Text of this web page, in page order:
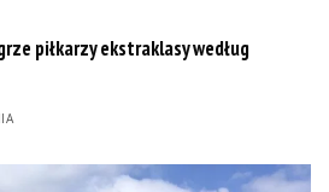
piłkarzy ekstraklasy według